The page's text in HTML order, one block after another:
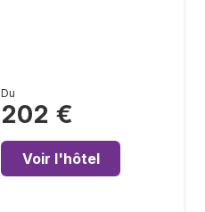
Du
202 €
Voir l'hôtel